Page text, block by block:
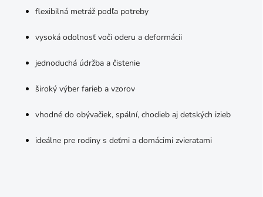
flexibilná metráž podľa potreby
vysoká odolnosť voči oderu a deformácii
jednoduchá údržba a čistenie
široký výber farieb a vzorov
vhodné do obývačiek, spální, chodieb aj detských izieb
ideálne pre rodiny s deťmi a domácimi zvieratami